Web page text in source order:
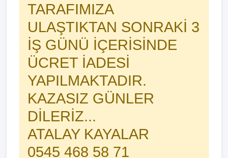
TARAFIMIZA
ULAŞTIKTAN SONRAKİ 3
İŞ GÜNÜ İÇERİSİNDE
ÜCRET İADESİ
YAPILMAKTADIR.
KAZASIZ GÜNLER
DİLERİZ...
ATALAY KAYALAR
0545 468 58 71